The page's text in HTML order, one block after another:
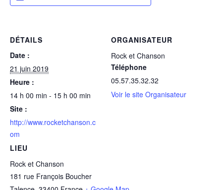
DÉTAILS
Date :
21 juin 2019
Heure :
14 h 00 min - 15 h 00 min
Site :
http://www.rocketchanson.c
om
LIEU
Rock et Chanson
181 rue François Boucher
ORGANISATEUR
Rock et Chanson
Téléphone
05.57.35.32.32
Voir le site Organisateur